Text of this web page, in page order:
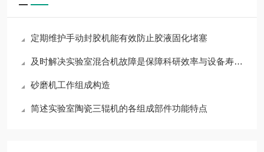
定期维护手动封胶机能有效防止胶液固化堵塞
及时解决实验室混合机故障是保障科研效率与设备寿命的关键
砂磨机工作组成构造
简述实验室陶瓷三辊机的各组成部件功能特点